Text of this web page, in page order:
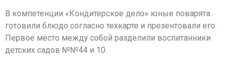
В компетенции «Кондитерское дело» юные поварята
готовили блюдо согласно техкарте и презентовали его.
Первое место между собой разделили воспитанники
детских садов №№44 и 10.